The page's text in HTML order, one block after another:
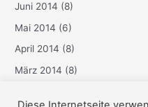
Juni 2014 (8)
Mai 2014 (6)
April 2014 (8)
März 2014 (8)